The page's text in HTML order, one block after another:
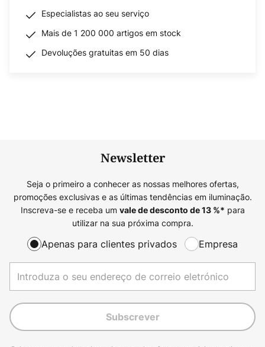
Especialistas ao seu serviço
Mais de 1 200 000 artigos em stock
Devoluções gratuitas em 50 dias
Newsletter
Seja o primeiro a conhecer as nossas melhores ofertas,
promoções exclusivas e as últimas tendências em iluminação.
Inscreva-se e receba um vale de desconto de13%* para
utilizar na sua próxima compra.
Apenas para clientes privados Empresa
Subscrever